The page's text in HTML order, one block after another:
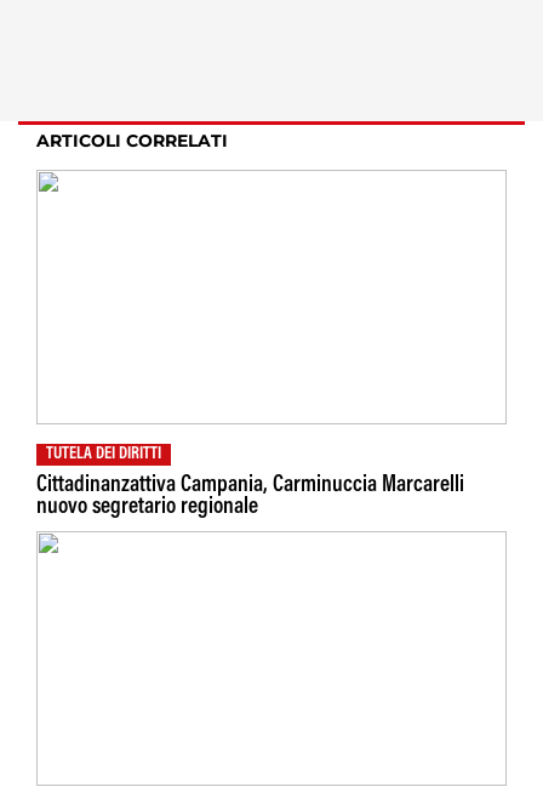
ARTICOLI CORRELATI
TUTELA DEI DIRITTI
Cittadinanzattiva Campania, Carminuccia Marcarelli
nuovo segretario regionale